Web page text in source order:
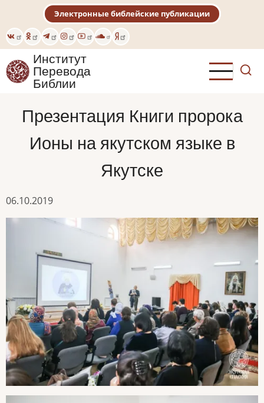
основному
содержанию
Электронные библейские публикации
Институт
Перевода
Библии
Презентация Книги пророка
Ионы на якутском языке в
Якутске
06.10.2019